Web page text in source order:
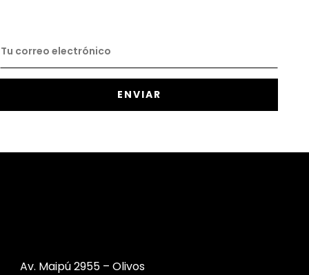
Av. Maipú 2955 – Olivos